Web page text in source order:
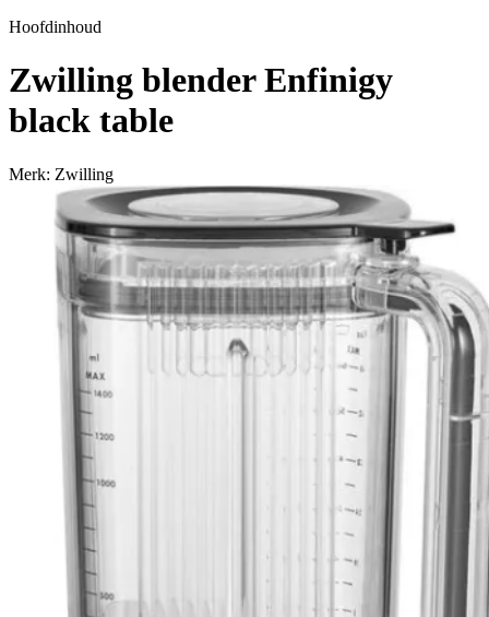
Hoofdinhoud
Zwilling blender Enfinigy
black table
Merk: Zwilling